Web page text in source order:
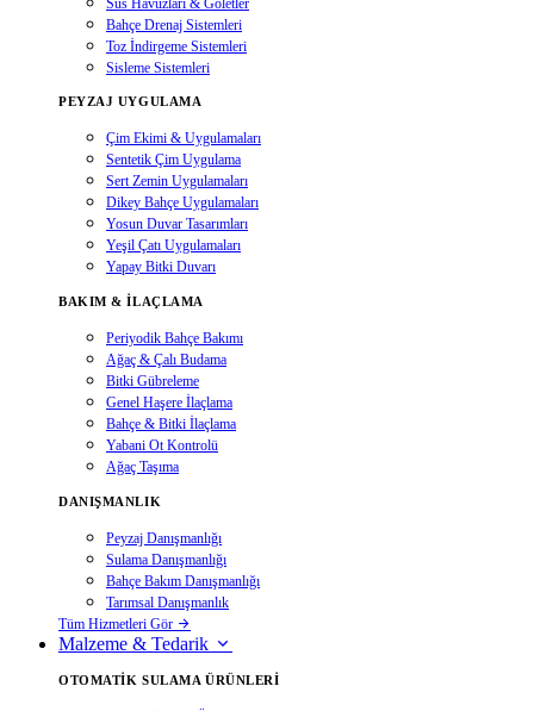
Bahçe Drenaj Sistemleri
Toz İndirgeme Sistemleri
Sisleme Sistemleri
PEYZAJ UYGULAMA
Çim Ekimi & Uygulamaları
Sentetik Çim Uygulama
Sert Zemin Uygulamaları
Dikey Bahçe Uygulamaları
Yosun Duvar Tasarımları
Yeşil Çatı Uygulamaları
Yapay Bitki Duvarı
BAKIM & İLAÇLAMA
Periyodik Bahçe Bakımı
Ağaç & Çalı Budama
Bitki Gübreleme
Genel Haşere İlaçlama
Bahçe & Bitki İlaçlama
Yabani Ot Kontrolü
Ağaç Taşıma
DANIŞMANLIK
Peyzaj Danışmanlığı
Sulama Danışmanlığı
Bahçe Bakım Danışmanlığı
Tarımsal Danışmanlık
Tüm Hizmetleri Gör
Malzeme & Tedarik
OTOMATIK SULAMA ÜRÜNLERI